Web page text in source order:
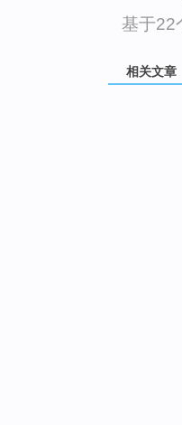
基于22
相关文章